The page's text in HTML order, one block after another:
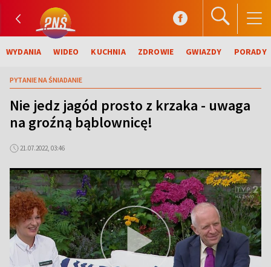
WYDANIA WIDEO KUCHNIA ZDROWIE GWIAZDY PORADY
PYTANIE NA ŚNIADANIE
Nie jedz jagód prosto z krzaka - uwaga
na groźną bąblownicę!
21.07.2022, 03:46